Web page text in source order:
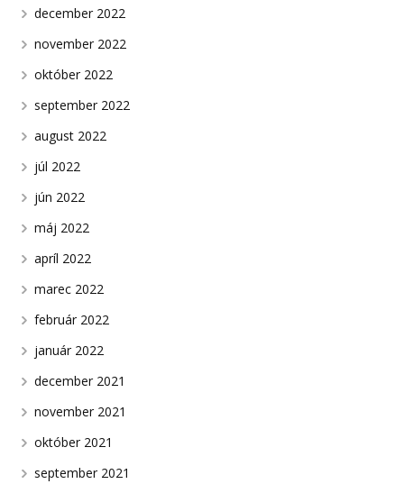
december 2022
november 2022
október 2022
september 2022
august 2022
júl 2022
jún 2022
máj 2022
apríl 2022
marec 2022
február 2022
január 2022
december 2021
november 2021
október 2021
september 2021